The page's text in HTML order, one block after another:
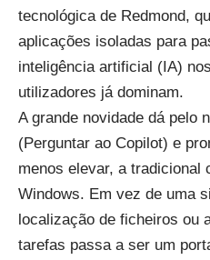
tecnológica de Redmond,
aplicações isoladas para
inteligência artificial (IA)
utilizadores já dominam.
A grande novidade dá pelo
(Perguntar ao Copilot) e
menos elevar, a tradicional
Windows. Em vez de uma
localização de ficheiros ou
tarefas passa a ser um